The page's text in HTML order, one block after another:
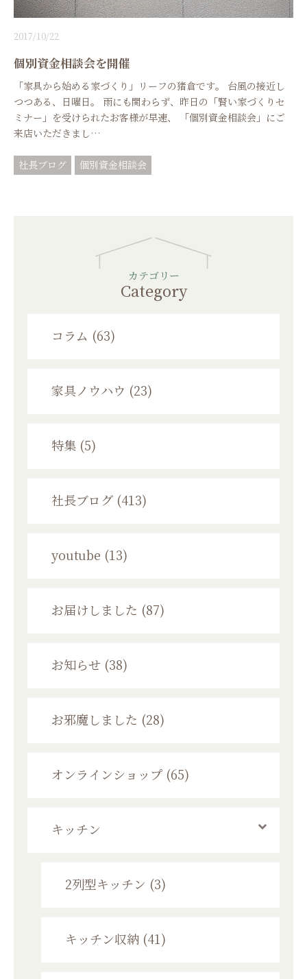
2017/10/22
個別資金相談会を開催
「家具から始める家づくり」リーフの猪倉です。 台風の接近し
つつある、日曜日。 雨にも関わらず、昨日の「賢い家づくりセ
ミナー」を受けられたお客様が早速、 「個別資金相談会」にご
来店いただきまし…
社長ブログ 個別資金相談会
カテゴリー
Category
コラム (63)
家具ノウハウ (23)
特集 (5)
社長ブログ (413)
youtube (13)
お届けしました (87)
お知らせ (38)
お邪魔しました (28)
オンラインショップ (65)
キッチン
2列型キッチン (3)
キッチン収納 (41)